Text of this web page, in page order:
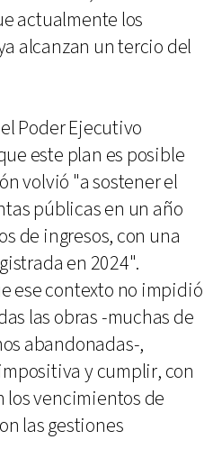
actualmente los
alcanzan un tercio del
Poder Ejecutivo
este plan es posible
volvió "a sostener el
públicas en un año
de ingresos, con una
en 2024".
ese contexto no impidió
las obras -muchas de
abandonadas-,
y cumplir, con
los vencimientos de
las gestiones